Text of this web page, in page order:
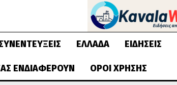
ΕΛΛΆΔΑ ΕΙΔΉΣΕΙΣ
ΕΝΔΙΑΦΈΡΟΥΝ ΌΡΟΙ ΧΡΉΣΗΣ